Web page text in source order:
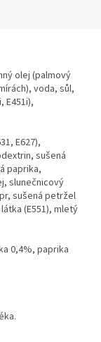
olej (palmový
voda, sůl,
E451i),
E627),
sušená
paprika,
slunečnicový
sušená petržel
(E551), mletý
0,4%, paprika